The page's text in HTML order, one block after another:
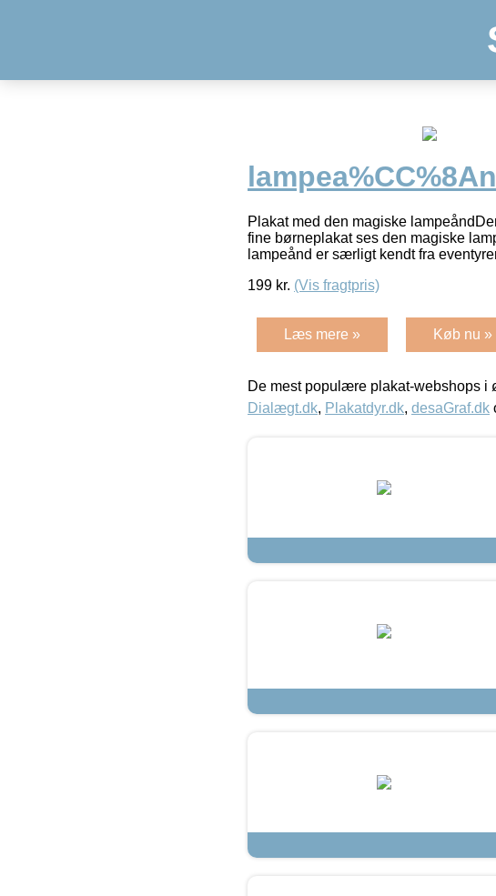
Plakat med den magiske
fine børneplakat ses den magiske
lampeånd er særligt kendt fra
199 kr. (Vis fragtpris)
Læs mere » Køb nu »
De mest populære plakat-webshops i
Dialægt.dk, Plakatdyr.dk, desaGraf.dk